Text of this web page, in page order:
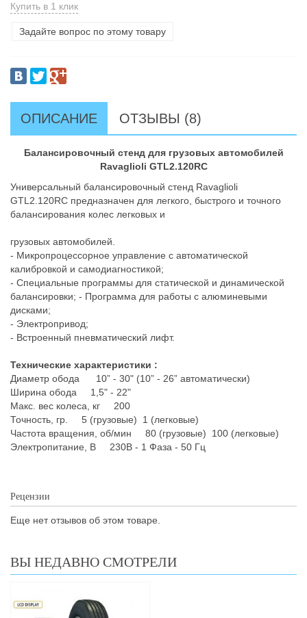
Купить в 1 клик
Задайте вопрос по этому товару
ОПИСАНИЕ ОТЗЫВЫ (8)
Балансировочный стенд для грузовых автомобилей
Ravaglioli GTL2.120RC
Универсальный балансировочный стенд Ravaglioli
GTL2.120RC предназначен для легкого, быстрого и точного
балансирования колес легковых и
грузовых автомобилей.
- Микропроцессорное управление с автоматической
калибровкой и самодиагностикой;
- Специальные программы для статической и динамической
балансировки; - Программа для работы с алюминевыми
дисками;
- Электропривод;
- Встроенный пневматический лифт.
Технические характеристики :
Диаметр обода 10” - 30" (10” - 26” автоматически)
Ширина обода 1,5" - 22"
Макс. вес колеса, кг 200
Точность, гр. 5 (грузовые) 1 (легковые)
Частота вращения, об/мин 80 (грузовые) 100 (легковые)
Электропитание, В 230В - 1 Фаза - 50 Гц
Рецензии
Еще нет отзывов об этом товаре.
ВЫ НЕДАВНО СМОТРЕЛИ